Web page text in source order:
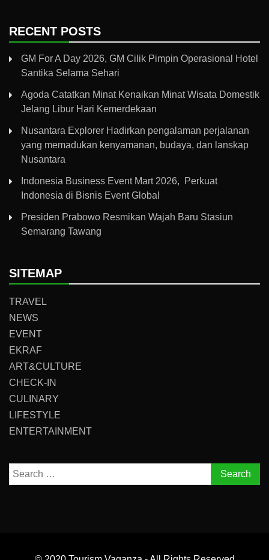
RECENT POSTS
GM For A Day 2026, GM Cilik Pimpin Operasional Hotel
Santika Selama Sehari
Agoda Catatkan Minat Kenaikan Minat Wisata Domestik
Jelang Libur Hari Kemerdekaan
Nusantara Explorer Hadirkan pengalaman perjalanan
yang memadukan kenyamanan, budaya, dan lanskap
Nusantara
Indonesia Business Event Mart 2026, Perkuat
Indonesia di Bisnis Event Global
Presiden Prabowo Resmikan Wajah Baru Stasiun
Semarang Tawang
SITEMAP
TRAVEL
NEWS
EVENT
EKRAF
ART&CULTURE
CHECK-IN
CULINARY
LIFESTYLE
ENTERTAINMENT
Search
for: